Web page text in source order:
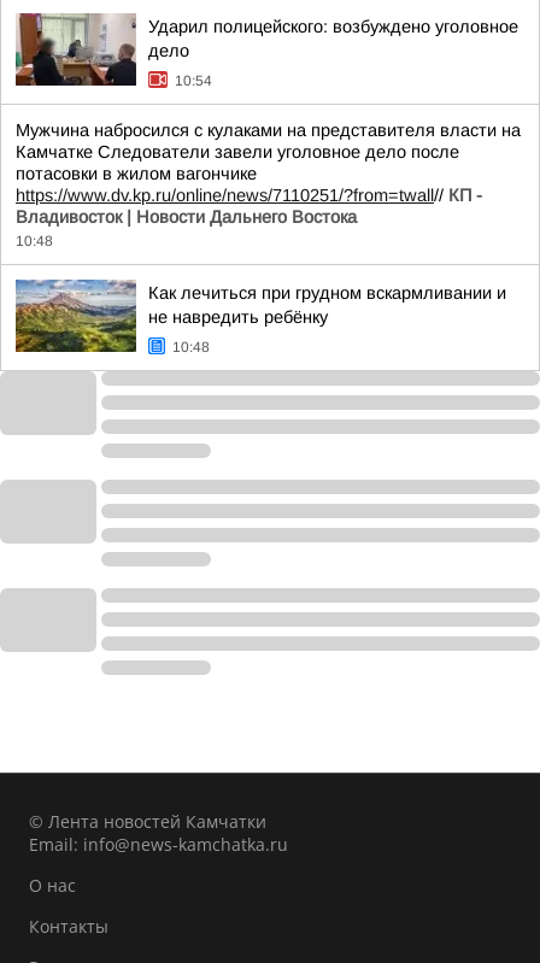
Ударил полицейского: возбуждено уголовное
дело
10:54
Мужчина набросился с кулаками на представителя власти на
Камчатке Следователи завели уголовное дело после
потасовки в жилом вагончике
https://www.dv.kp.ru/online/news/7110251/?from=twall// КП -
Владивосток | Новости Дальнего Востока
10:48
Как лечиться при грудном вскармливании и
не навредить ребёнку
10:48
© Лента новостей Камчатки
Email: info@news-kamchatka.ru
О нас
Контакты